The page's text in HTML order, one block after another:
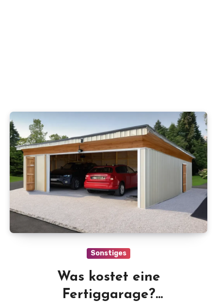
Sonstiges
Was kostet eine
Fertiggarage?